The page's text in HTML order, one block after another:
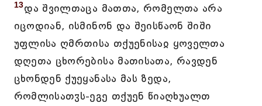
13და შვილთაცა მათთა, რომელთა არა
იცოდიან, ისმინონ და შეისწაონ შიში
უფლისა ღმრთისა თქუენისაჲ ყოველთა
დღეთა ცხორებისა მათისათა, რავდენ
ცხონდენ ქუეყანასა მას ზედა,
რომლისათჳს-ეგე თქუენ წიაღხუალთ